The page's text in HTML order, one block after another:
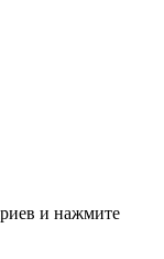
и нажмите